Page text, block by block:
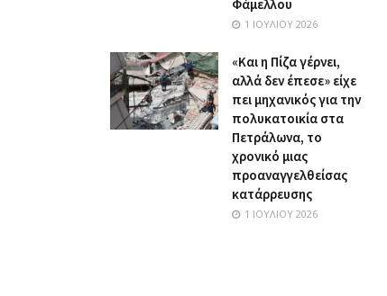
Φάμελλου
1 ΙΟΥΛΊΟΥ 2026
«Και η Πίζα γέρνει,
αλλά δεν έπεσε» είχε
πει μηχανικός για την
πολυκατοικία στα
Πετράλωνα, το
χρονικό μιας
προαναγγελθείσας
κατάρρευσης
1 ΙΟΥΛΊΟΥ 2026